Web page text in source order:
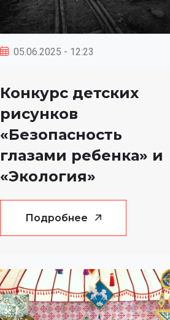
05.06.2025 - 12:23
Конкурс детских
рисунков
«Безопасность
глазами ребенка» и
«Экология»
Подробнее